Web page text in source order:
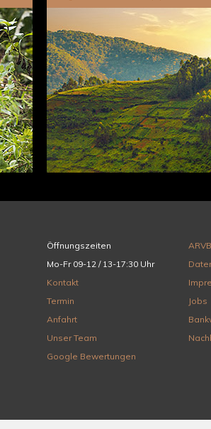
Öffnungszeiten
Mo-Fr 09-12 / 13-17:30 Uhr
Kontakt
Termin
Anfahrt
Unser Team
Google Bewertungen
ARVB
Jobs